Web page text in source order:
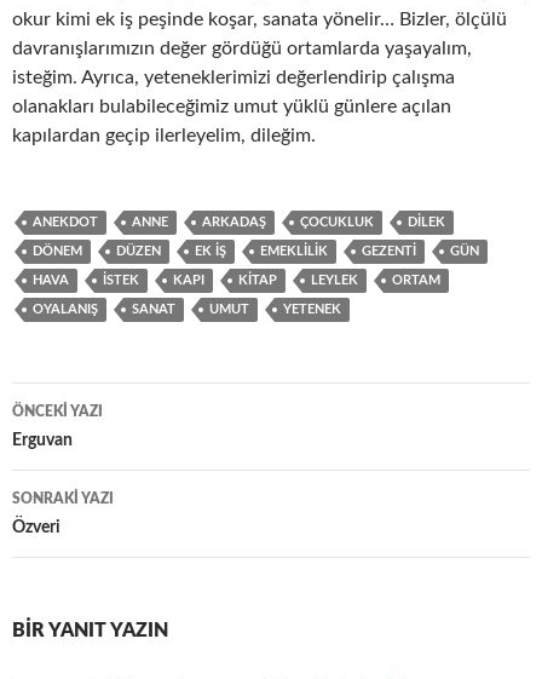
okur kimi ek iş peşinde koşar, sanata yönelir… Bizler, ölçülü
davranışlarımızın değer gördüğü ortamlarda yaşayalım,
isteğim. Ayrıca, yeteneklerimizi değerlendirip çalışma
olanakları bulabileceğimiz umut yüklü günlere açılan
kapılardan geçip ilerleyelim, dileğim.
ANEKDOT ANNE ARKADAŞ ÇOCUKLUK DILEK
DÖNEM DÜZEN EK IŞ EMEKLILIK GEZENTI GÜN
HAVA ISTEK KAPI KITAP LEYLEK ORTAM
OYALANIŞ SANAT UMUT YETENEK
Yazı
dolaşımı
ÖNCEKI YAZI
Erguvan
SONRAKI YAZI
Özveri
BIR YANIT YAZIN